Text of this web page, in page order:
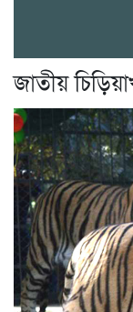
জাতীয়